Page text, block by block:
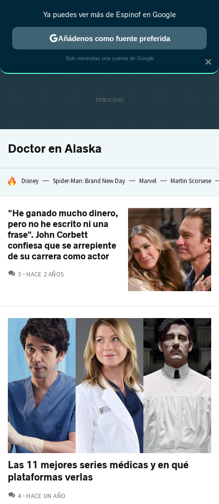
ESTRENOS REALITY ANIME RANKINGS CINE
Doctor en Alaska
HOY SE HABLA DE
Disney Spider-Man: Brand New Day Marvel Martin Scorsese
"He ganado mucho dinero,
pero no he escrito ni una
frase". John Corbett
confiesa que se arrepiente
de su carrera como actor
3 COMENTARIOS
HACE 2 AÑOS
Las 11 mejores series médicas y en qué
plataformas verlas
4 COMENTARIOS
HACE UN AÑO
×
Ya puedes ver más de Espinof en Google
Añádenos como fuente preferida
Solo necesitas una cuenta de Google